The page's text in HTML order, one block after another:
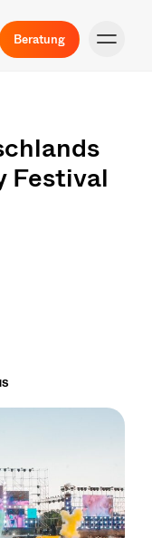
Beratung
Festival